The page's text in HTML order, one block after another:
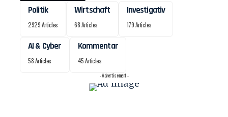
Politik
2929 Articles
Wirtschaft
68 Articles
Investigativ
179 Articles
AI & Cyber
58 Articles
Kommentar
45 Articles
- Advertisement -